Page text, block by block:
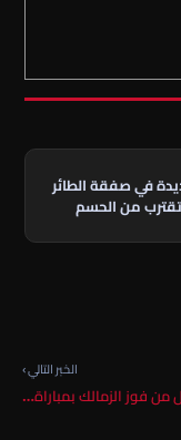
في صفقة الطائر
من الحسم
الخبر التالي ›
فوز الزمالك بمباراة…